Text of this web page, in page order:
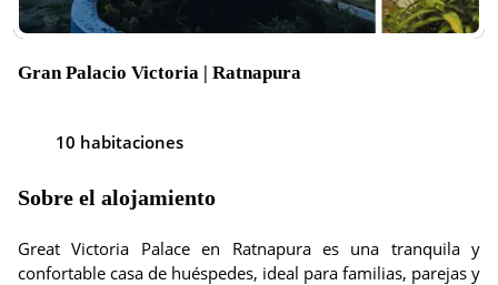
Gran Palacio Victoria | Ratnapura
10 habitaciones
Sobre el alojamiento
Great Victoria Palace en Ratnapura es una tranquila y
confortable casa de huéspedes, ideal para familias, parejas y